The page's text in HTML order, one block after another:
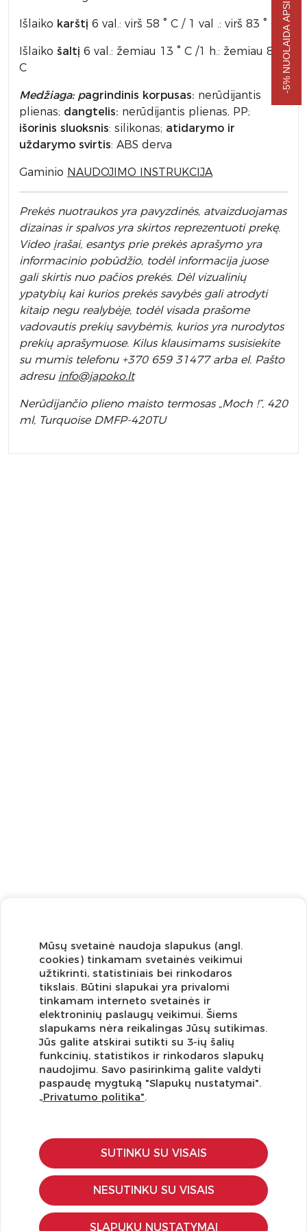
Išlaiko karštį 6 val.: virš 58 ° C / 1 val .: virš 83 ° C
Išlaiko šaltį 6 val.: žemiau 13 ° C /1 h.: žemiau 8 °
C
Medžiaga: pagrindinis korpusas: nerūdijantis
plienas; dangtelis: nerūdijantis plienas, PP;
išorinis sluoksnis: silikonas; atidarymo ir
uždarymo svirtis: ABS derva
Gaminio NAUDOJIMO INSTRUKCIJA
Prekės nuotraukos yra pavyzdinės, atvaizduojamas
dizainas ir spalvos yra skirtos reprezentuoti prekę.
Video įrašai, esantys prie prekės aprašymo yra
informacinio pobūdžio, todėl informacija juose
gali skirtis nuo pačios prekės. Dėl vizualinių
ypatybių kai kurios prekės savybės gali atrodyti
kitaip negu realybėje, todėl visada prašome
vadovautis prekių savybėmis, kurios yra nurodytos
prekių aprašymuose. Kilus klausimams susisiekite
su mumis telefonu +370 659 31477 arba el. Pašto
adresu info@japoko.lt
Nerūdijančio plieno maisto termosas „Moch !”, 420
ml, Turquoise DMFP-420TU
Užsisakykite naujienlaiškį ir pirmi gaukite geriausius
pasiūlymus!
KLIENTŲ APTARNAVIMAS
Pirkimo – pardavimo taisyklės
Pristatymas ir grąžinimas
Apmokėjimo būdai
Kokybės ir saugumo standartai
Mūsų svetainė naudoja slapukus (angl.
cookies) tinkamam svetainės veikimui
užtikrinti, statistiniais bei rinkodaros
tikslais. Būtini slapukai yra privalomi
tinkamam interneto svetainės ir
elektroninių paslaugų veikimui. Šiems
slapukams nėra reikalingas Jūsų sutikimas.
Jūs galite atskirai sutikti su 3-ių šalių
funkcinių, statistikos ir rinkodaros slapukų
naudojimu. Savo pasirinkimą galite valdyti
paspaudę mygtuką "Slapukų nustatymai".
„Privatumo politika".
SUTINKU SU VISAIS
NESUTINKU SU VISAIS
SLAPUKŲ NUSTATYMAI